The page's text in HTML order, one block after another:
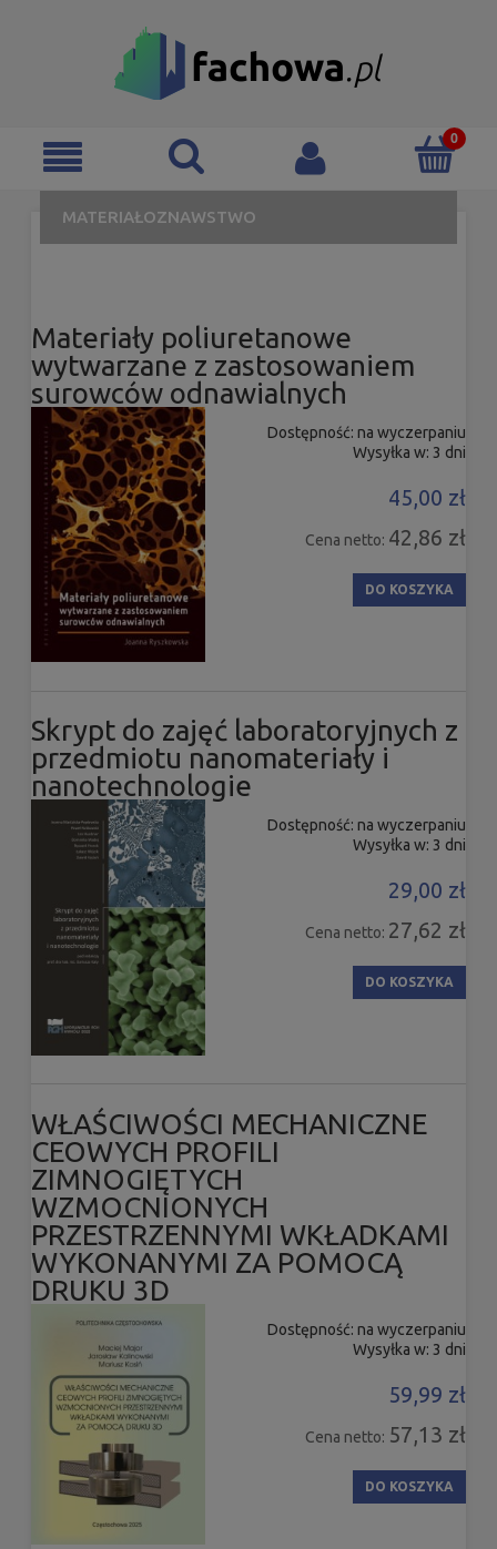
MATERIAŁOZNAWSTWO
Materiały poliuretanowe
wytwarzane z zastosowaniem
surowców odnawialnych
Dostępność: na wyczerpaniu
Wysyłka w: 3 dni
45,00 zł
Cena netto: 42,86 zł
DO KOSZYKA
Skrypt do zajęć laboratoryjnych z
przedmiotu nanomateriały i
nanotechnologie
Dostępność: na wyczerpaniu
Wysyłka w: 3 dni
29,00 zł
Cena netto: 27,62 zł
DO KOSZYKA
WŁAŚCIWOŚCI MECHANICZNE
CEOWYCH PROFILI
ZIMNOGIĘTYCH
WZMOCNIONYCH
PRZESTRZENNYMI WKŁADKAMI
WYKONANYMI ZA POMOCĄ
DRUKU 3D
Dostępność: na wyczerpaniu
Wysyłka w: 3 dni
59,99 zł
Cena netto: 57,13 zł
DO KOSZYKA